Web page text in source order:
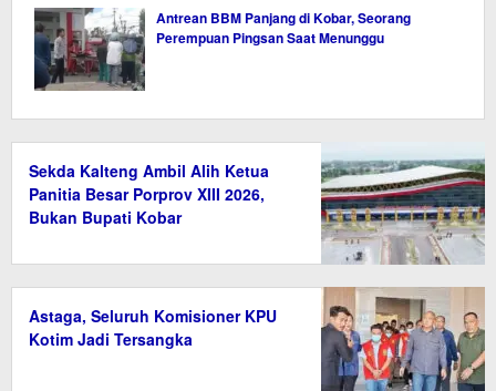
Antrean BBM Panjang di Kobar, Seorang
Perempuan Pingsan Saat Menunggu
Sekda Kalteng Ambil Alih Ketua
Panitia Besar Porprov XIII 2026,
Bukan Bupati Kobar
Astaga, Seluruh Komisioner KPU
Kotim Jadi Tersangka